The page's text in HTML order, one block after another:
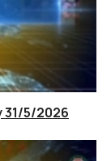
31/5/2026